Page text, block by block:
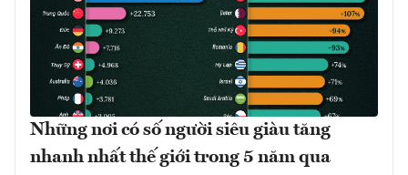
Những nơi có số người siêu giàu tăng
nhanh nhất thế giới trong 5 năm qua